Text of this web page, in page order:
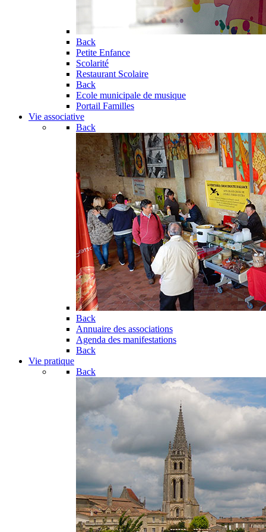
Back
Petite Enfance
Scolarité
Restaurant Scolaire
Back
Ecole municipale de musique
Portail Familles
Vie associative
Back
Back
Annuaire des associations
Agenda des manifestations
Back
Vie pratique
Back